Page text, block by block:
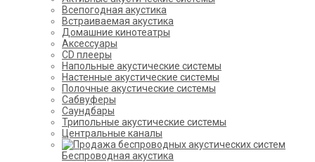
Всепогодная акустика
Встраиваемая акустика
Домашние кинотеатры
Аксессуары
CD плееры
Напольные акустические системы
Настенные акустические системы
Полочные акустические системы
Сабвуферы
Саундбары
Трипольные акустические системы
Центральные каналы
Беспроводная акустика